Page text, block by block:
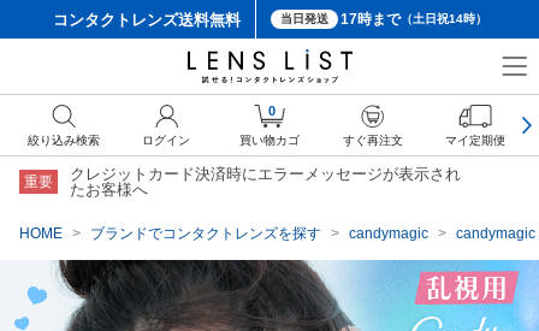
コンタクトレンズ送料無料 当日発送 17時まで（土日祝14時）
重要
クレジットカード決済時にエラーメッセージが表示され
たお客様へ
HOME ブランドでコンタクトレンズを探す candymagic candymagic
絞り込み検索 ログイン
0
買い物カゴ すぐ再注文 マイ定期便
クーポン詳細